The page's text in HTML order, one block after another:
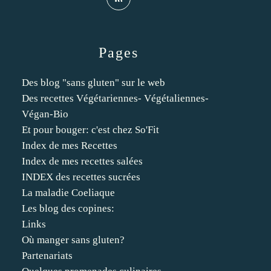
Pages
Des blog "sans gluten" sur le web
Des recettes Végétariennes- Végétaliennes-
Végan-Bio
Et pour bouger: c'est chez So'Fit
Index de mes Recettes
Index de mes recettes salées
INDEX des recettes sucrées
La maladie Coeliaque
Les blog des copines:
Links
Où manger sans gluten?
Partenariats